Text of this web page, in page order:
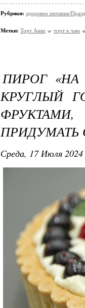
Рубрики: здоровое питание/
Метки: Торт Анке торт к чаю
ПИРОГ
КРУГЛЫЙ
Среда, 17 Июля